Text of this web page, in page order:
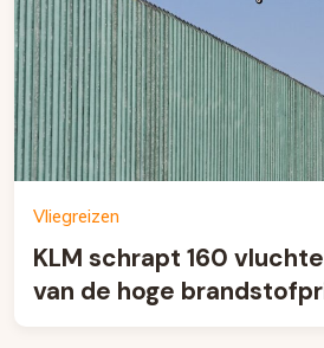
Vliegreizen
KLM schrapt 160
van de hoge